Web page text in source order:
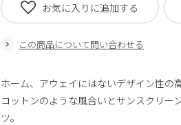
この商品について問い合わせる
お気に入りに追加する
ホーム、アウェイにはないデザイン性の
コットンのような風合いとサンスクリー
ツ。